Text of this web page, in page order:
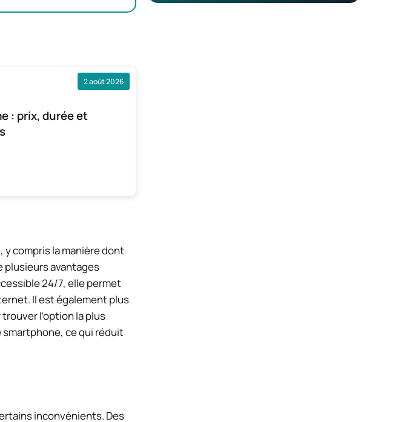
2 août 2026
: prix, durée et
y compris la manière dont
plusieurs avantages
24/7, elle permet
Il est également plus
l’option la plus
ce qui réduit
inconvénients. Des